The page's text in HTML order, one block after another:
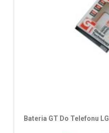
Bateria GT Do Telefonu